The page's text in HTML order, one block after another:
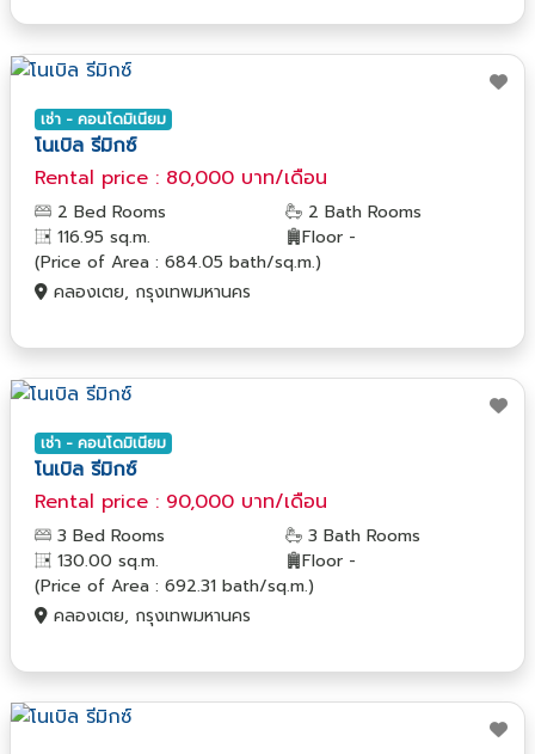
เช่า - คอนโดมิเนียม
โนเบิล รีมิกซ์
Rental price : 80,000 บาท/เดือน
2 Bed Rooms
2 Bath Rooms
116.95 sq.m.
Floor -
(Price of Area : 684.05 bath/sq.m.)
คลองเตย, กรุงเทพมหานคร
เช่า - คอนโดมิเนียม
โนเบิล รีมิกซ์
Rental price : 90,000 บาท/เดือน
3 Bed Rooms
3 Bath Rooms
130.00 sq.m.
Floor -
(Price of Area : 692.31 bath/sq.m.)
คลองเตย, กรุงเทพมหานคร